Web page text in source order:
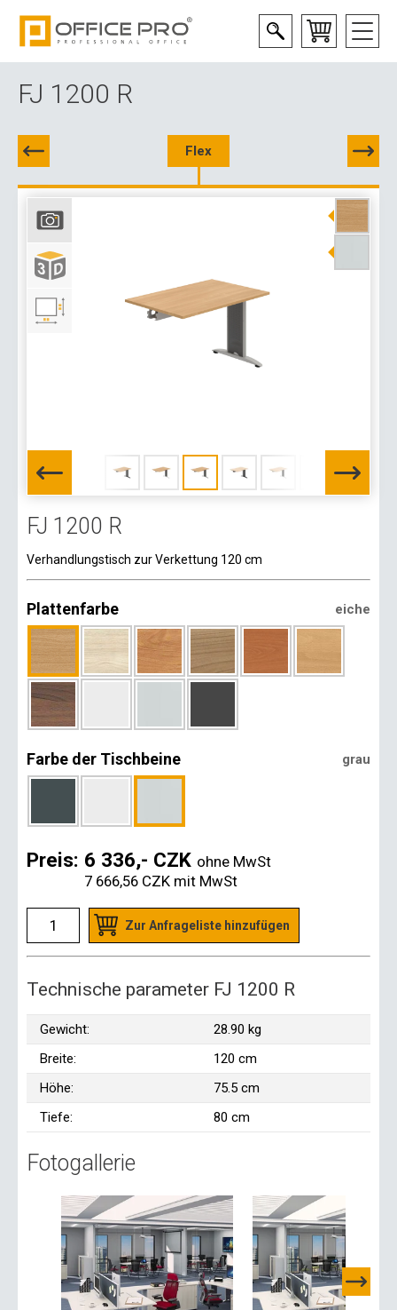
FJ 1200 R
Flex
FJ 1200 R
Verhandlungstisch zur Verkettung 120 cm
Plattenfarbe eiche
Farbe der Tischbeine grau
Preis: 6 336,- CZK ohne MwSt
7 666,56 CZK mit MwSt
Zur Anfrageliste hinzufügen
Technische parameter FJ 1200 R
Gewicht:
28.90 kg
Breite:
120 cm
Höhe:
75.5 cm
Tiefe:
80 cm
Fotogallerie